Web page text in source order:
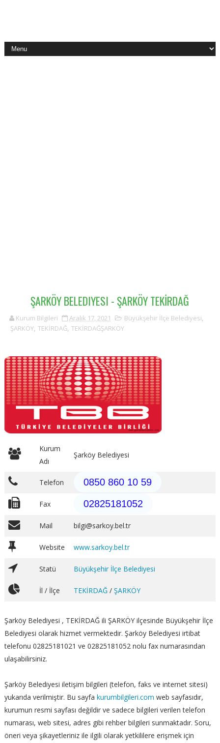
ŞARKÖY BELEDIYESI - ŞARKÖY TEKİRDAĞ
Kurum Bilgileri Aralık 17, 2021 Büyükşehir İlçe Belediyesi,
ŞARKÖY, TEKİRDAĞ, TEKİRDAĞŞARKÖY
Kurum
Adı
Şarköy Belediyesi
Telefon 0850 860 10 59
Fax 02825181052
Mail bilgi@sarkoy.bel.tr
Website www.sarkoy.bel.tr
Statü Büyükşehir İlçe Belediyesi
İl / İlçe TEKİRDAĞ/ ŞARKÖY
Şarköy Belediyesi , TEKİRDAĞ ili ŞARKÖY ilçesinde Büyükşehir İlçe
Belediyesi olarak hizmet vermektedir. Şarköy Belediyesi irtibat
telefonu 02825181021 ve 02825181052 nolu fax numarasından
ulaşabilirsiniz.
Şarköy Belediyesi iletişim bilgileri (telefon, faks ve internet sitesi)
yukarıda verilmiştir. Bu sayfa kurumbilgileri.com web sayfasıdır,
kurumun resmi sayfası değildir ve sadece bilgileri verilen telefon
numarası, web sitesi, adres gibi rehber bilgileri sunmaktadır. Soru,
öneri veya şikayetleriniz ile ilgili olarak yetkililere erişmek için